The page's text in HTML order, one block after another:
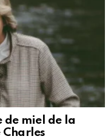
de miel de la
Charles